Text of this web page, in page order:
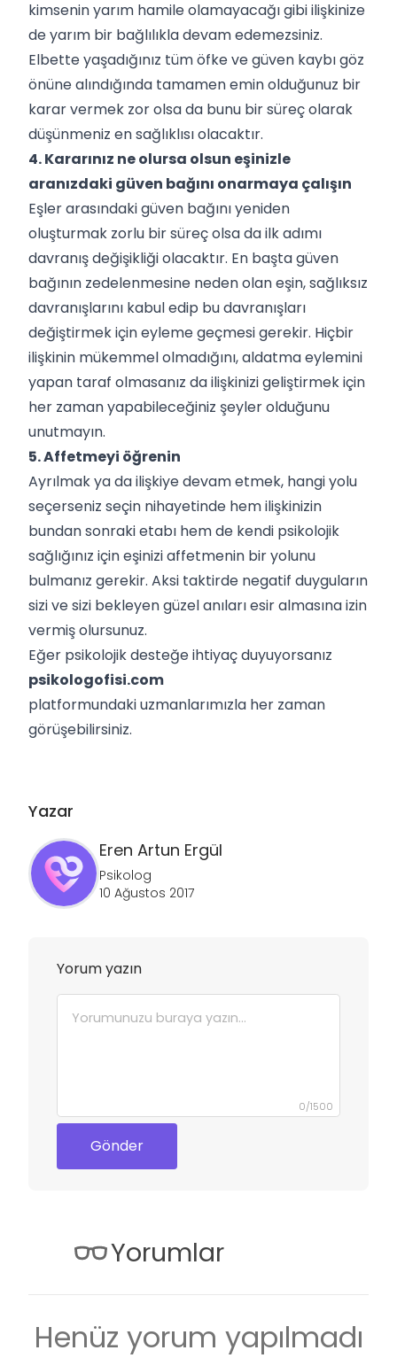
kimsenin yarım hamile olamayacağı gibi ilişkinize
de yarım bir bağlılıkla devam edemezsiniz.
Elbette yaşadığınız tüm öfke ve güven kaybı göz
önüne alındığında tamamen emin olduğunuz bir
karar vermek zor olsa da bunu bir süreç olarak
düşünmeniz en sağlıklısı olacaktır.
4. Kararınız ne olursa olsun eşinizle
aranızdaki güven bağını onarmaya çalışın
Eşler arasındaki güven bağını yeniden
oluşturmak zorlu bir süreç olsa da ilk adımı
davranış değişikliği olacaktır. En başta güven
bağının zedelenmesine neden olan eşin, sağlıksız
davranışlarını kabul edip bu davranışları
değiştirmek için eyleme geçmesi gerekir. Hiçbir
ilişkinin mükemmel olmadığını, aldatma eylemini
yapan taraf olmasanız da ilişkinizi geliştirmek için
her zaman yapabileceğiniz şeyler olduğunu
unutmayın.
5. Affetmeyi öğrenin
Ayrılmak ya da ilişkiye devam etmek, hangi yolu
seçerseniz seçin nihayetinde hem ilişkinizin
bundan sonraki etabı hem de kendi psikolojik
sağlığınız için eşinizi affetmenin bir yolunu
bulmanız gerekir. Aksi taktirde negatif duyguların
sizi ve sizi bekleyen güzel anıları esir almasına izin
vermiş olursunuz.
Eğer psikolojik desteğe ihtiyaç duyuyorsanız
psikologofisi.com
platformundaki uzmanlarımızla her zaman
görüşebilirsiniz.
Yazar
Eren Artun Ergül
Psikolog
10 Ağustos 2017
Yorum yazın
0/1500
Gönder
Yorumlar
Henüz yorum yapılmadı